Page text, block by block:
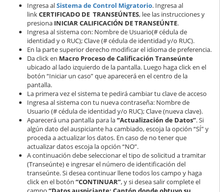
Ingresa alSistema de Control Migratorio. Ingresa al
linkCERTIFICADO DE TRANSEÚNTES, lee las instrucciones y
presiona INICIAR CALIFICACIÓN DE TRANSEÚNTE.
Ingresa al sistema con: Nombre de Usuario(# cédula de
identidad y o RUC); Clave (# cédula de identidad y/o RUC).
En la parte superior derecho modificar el idioma de preferencia.
Da click en Macro Proceso de Calificación Transeúnte
ubicado al lado izquierdo de la pantalla. Luego haga click en el
botón “Iniciar un caso” que aparecerá en el centro de la
pantalla.
La primera vez el sistema te pedirá cambiar tu clave de acceso
Ingresa al sistema con tu nueva contraseña: Nombre de
Usuario (# cédula de identidad y/o RUC); Clave (nueva clave).
Aparecerá una pantalla para la“Actualización de Datos”. Si
algún dato del auspiciante ha cambiado, escoja la opción “SÍ” y
proceda a actualizar los datos. En caso de no tener que
actualizar datos escoja la opción “NO”.
A continuación debe seleccionar el tipo de solicitud a tramitar
(Transeúnte) e ingresar el número de identificación del
transeúnte. Si desea continuar llene todos los campo y haga
click en el botón “CONTINUAR”, y si desea salir complete el